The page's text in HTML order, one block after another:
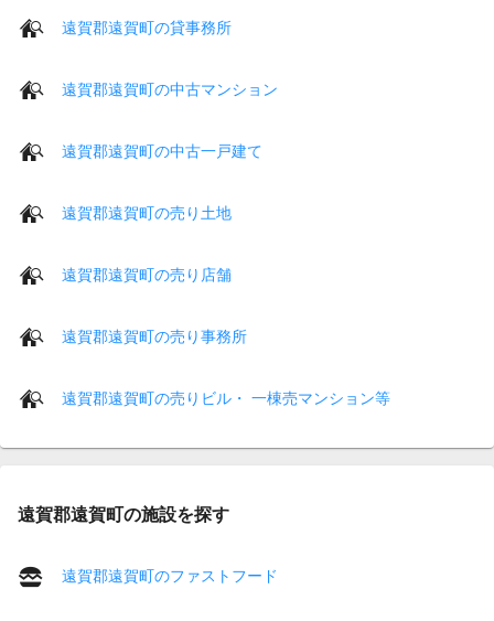
遠賀郡遠賀町の貸事務所
遠賀郡遠賀町の中古マンション
遠賀郡遠賀町の中古一戸建て
遠賀郡遠賀町の売り土地
遠賀郡遠賀町の売り店舗
遠賀郡遠賀町の売り事務所
遠賀郡遠賀町の売りビル・ 一棟売マンション等
遠賀郡遠賀町の施設を探す
遠賀郡遠賀町のファストフード